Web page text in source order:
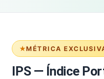
MÉTRICA
IPS — Índice